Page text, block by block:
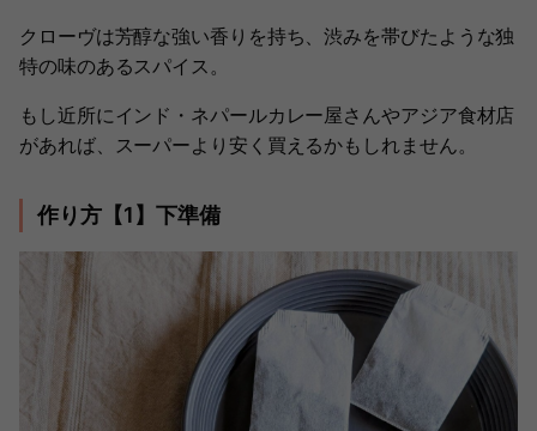
クローヴは芳醇な強い香りを持ち、渋みを帯びたような独
特の味のあるスパイス。
もし近所にインド・ネパールカレー屋さんやアジア食材店
があれば、スーパーより安く買えるかもしれません。
作り方【1】下準備